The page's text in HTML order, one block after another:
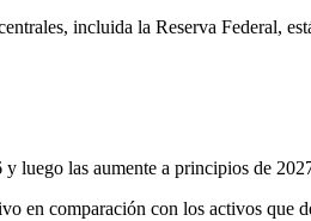
incluida la Reserva Federal,
y luego las aumente a principios de
en comparación con los activos que